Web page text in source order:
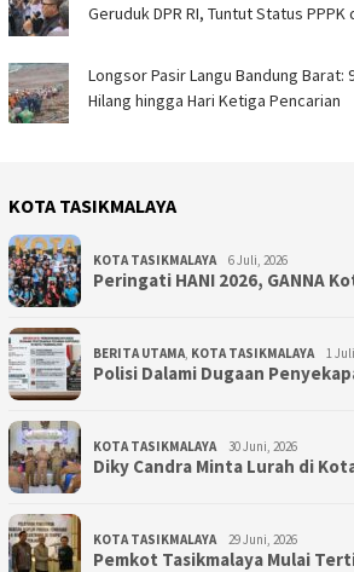
Geruduk DPR RI, Tuntut Status PPPK
Longsor Pasir Langu Bandung Barat:
Hilang hingga Hari Ketiga Pencarian
KOTA TASIKMALAYA
KOTA TASIKMALAYA 6 Juli, 2026
Peringati HANI 2026, GANNA
BERITA UTAMA KOTA TASIKMALAYA 1
Polisi Dalami Dugaan
KOTA TASIKMALAYA 30 Juni, 2026
Diky Candra Minta Lurah di
KOTA TASIKMALAYA 29 Juni, 2026
Pemkot Tasikmalaya Mulai